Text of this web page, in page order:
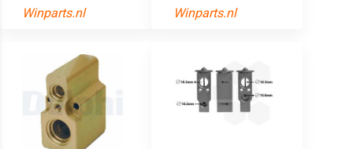
Winparts.nl Winparts.nl